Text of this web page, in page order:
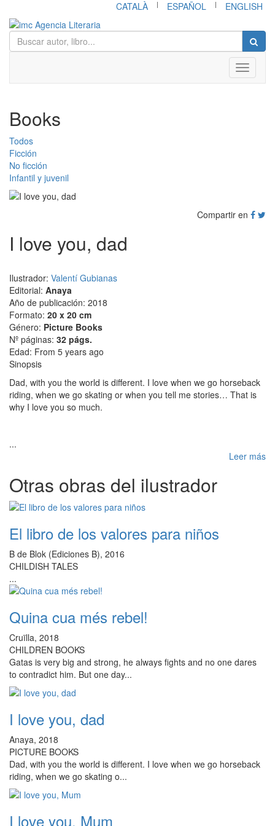
CATALÀ | ESPAÑOL | ENGLISH
Toggle
Books
Todos
Ficción
No ficción
Infantil y juvenil
Compartir en
I love you, dad
Ilustrador: Valentí Gubianas
Editorial: Anaya
Año de publicación: 2018
Formato: 20 x 20 cm
Género: Picture Books
Nº páginas: 32 págs.
Edad: From 5 years ago
Sinopsis
Dad, with you the world is different. I love when we go horseback
riding, when we go skating or when you tell me stories… That is
why I love you so much.
...
Leer más
Otras obras del ilustrador
El libro de los valores para niños
B de Blok (Ediciones B), 2016
CHILDISH TALES
...
Quina cua més rebel!
Cruïlla, 2018
CHILDREN BOOKS
Gatas is very big and strong, he always fights and no one dares
to contradict him. But one day...
I love you, dad
Anaya, 2018
PICTURE BOOKS
Dad, with you the world is different. I love when we go horseback
riding, when we go skating o...
I love you, Mum